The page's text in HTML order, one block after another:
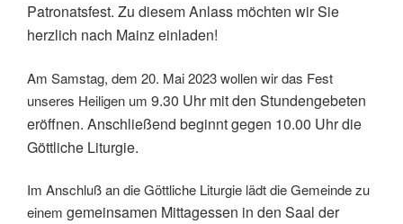
Patronatsfest. Zu diesem Anlass möchten wir Sie
herzlich nach Mainz einladen!
Am Samstag, dem 20. Mai 2023 wollen wir das Fest
unseres Heiligen um 9.30 Uhr mit den Stundengebeten
eröffnen. Anschließend beginnt gegen 10.00 Uhr die
Göttliche Liturgie.
Im Anschluß an die Göttliche Liturgie lädt die Gemeinde zu
einem gemeinsamen Mittagessen in den Saal der